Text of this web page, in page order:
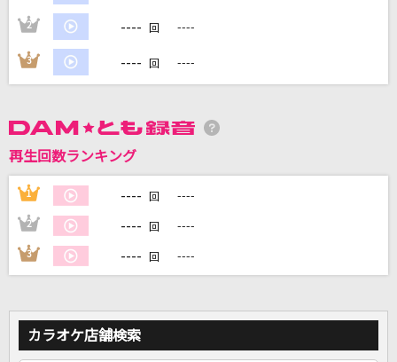
DAMに会員登録・ログインして
家族や友達と一緒に！練習にも！
2 ---- 回 ----
3 ---- 回 ----
再生回数ランキング
1 ---- 回 ----
2 ---- 回 ----
3 ---- 回 ----
カラオケ店舗検索